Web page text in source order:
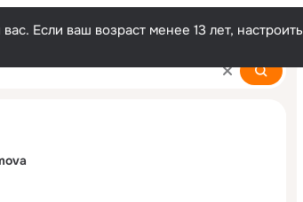
Если ваш возраст менее 13 лет,